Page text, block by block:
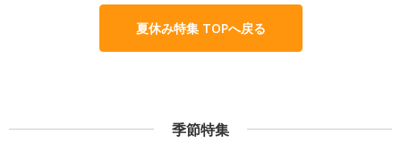
夏休み特集 TOPへ戻る
季節特集